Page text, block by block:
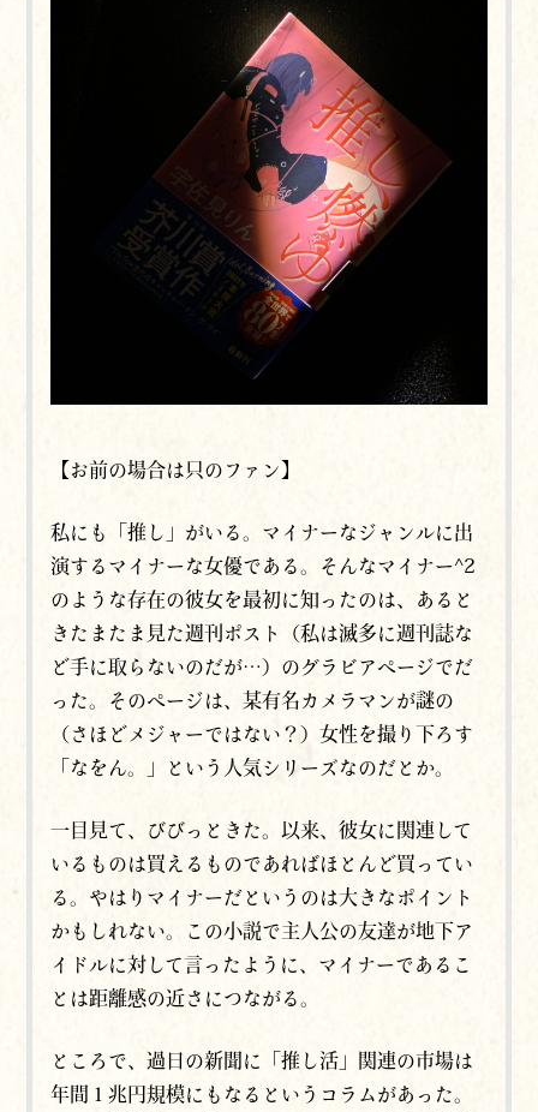
【お前の場合は只のファン】
私にも「推し」がいる。マイナーなジャンルに出
演するマイナーな女優である。そんなマイナー^2
のような存在の彼女を最初に知ったのは、あると
きたまたま見た週刊ポスト（私は滅多に週刊誌な
ど手に取らないのだが…）のグラビアページでだ
った。そのページは、某有名カメラマンが謎の
（さほどメジャーではない？）女性を撮り下ろす
「なをん。」という人気シリーズなのだとか。
一目見て、びびっときた。以来、彼女に関連して
いるものは買えるものであればほとんど買ってい
る。やはりマイナーだというのは大きなポイント
かもしれない。
この小説で主人公の友達が地下ア
イドルに対して言ったように、マイナーであるこ
とは距離感の近さにつながる。
ところで、過日の新聞に「推し活」関連の市場は
年間１兆円規模にもなるというコラムがあった。